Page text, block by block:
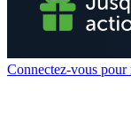
Connectez-vous pour